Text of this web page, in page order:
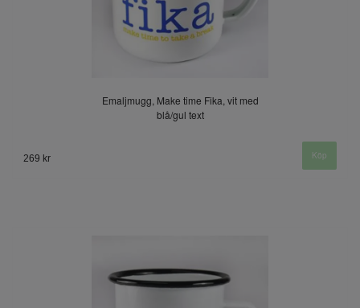
Emaljmugg, Make time Fika, vit med
blå/gul text
269 kr